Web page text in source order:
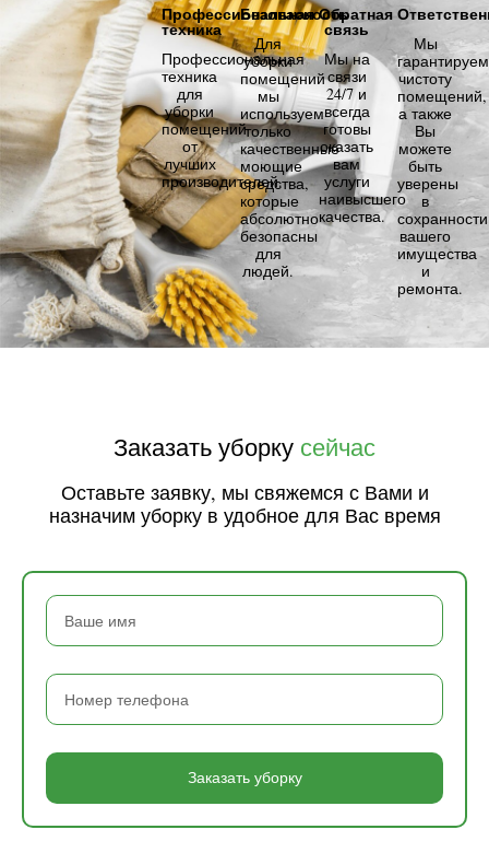
Профессиональная
техника
Профессиональная
техника
для
уборки
помещений
от
лучших
производителей.
Безопасность
Для
уборки
помещений
мы
используем
только
качественные
моющие
средства,
которые
абсолютно
безопасны
для
людей.
Обратная
связь
Мы на
связи
24/7 и
всегда
готовы
оказать
вам
услуги
наивысшего
качества.
Мы
гарантируем
чистоту
помещений,
а также
Вы
можете
быть
уверены
в
сохранности
вашего
имущества
и
ремонта.
Заказать уборку сейчас
Оставьте заявку, мы свяжемся с Вами и
назначим уборку в удобное для Вас время
Заказать уборку